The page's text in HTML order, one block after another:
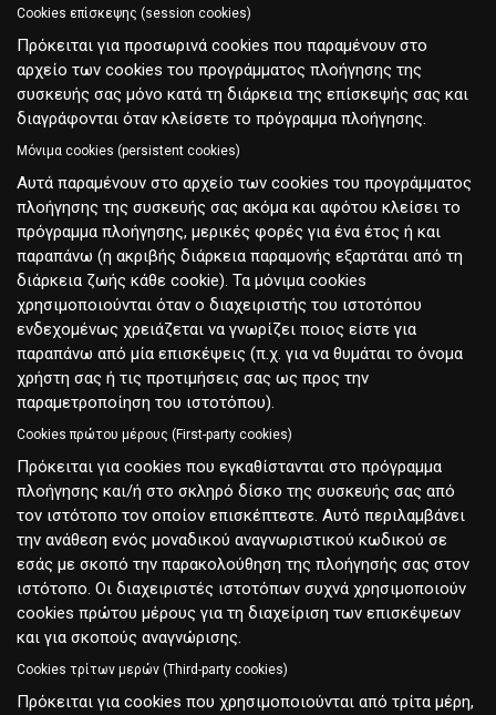
Cookies επίσκεψης (session cookies)
Πρόκειται για προσωρινά cookies που παραμένουν στο
αρχείο των cookies του προγράμματος πλοήγησης της
συσκευής σας μόνο κατά τη διάρκεια της επίσκεψής σας και
διαγράφονται όταν κλείσετε το πρόγραμμα πλοήγησης.
Μόνιμα cookies (persistent cookies)
Αυτά παραμένουν στο αρχείο των cookies του προγράμματος
πλοήγησης της συσκευής σας ακόμα και αφότου κλείσει το
πρόγραμμα πλοήγησης, μερικές φορές για ένα έτος ή και
παραπάνω (η ακριβής διάρκεια παραμονής εξαρτάται από τη
διάρκεια ζωής κάθε cookie). Τα μόνιμα cookies
χρησιμοποιούνται όταν ο διαχειριστής του ιστοτόπου
ενδεχομένως χρειάζεται να γνωρίζει ποιος είστε για
παραπάνω από μία επισκέψεις (π.χ. για να θυμάται το όνομα
χρήστη σας ή τις προτιμήσεις σας ως προς την
παραμετροποίηση του ιστοτόπου).
Cookies πρώτου μέρους (First-party cookies)
Πρόκειται για cookies που εγκαθίστανται στο πρόγραμμα
πλοήγησης και/ή στο σκληρό δίσκο της συσκευής σας από
τον ιστότοπο τον οποίον επισκέπτεστε. Αυτό περιλαμβάνει
την ανάθεση ενός μοναδικού αναγνωριστικού κωδικού σε
εσάς με σκοπό την παρακολούθηση της πλοήγησής σας στον
ιστότοπο. Οι διαχειριστές ιστοτόπων συχνά χρησιμοποιούν
cookies πρώτου μέρους για τη διαχείριση των επισκέψεων
και για σκοπούς αναγνώρισης.
Cookies τρίτων μερών (Third-party cookies)
Πρόκειται για cookies που χρησιμοποιούνται από τρίτα μέρη,